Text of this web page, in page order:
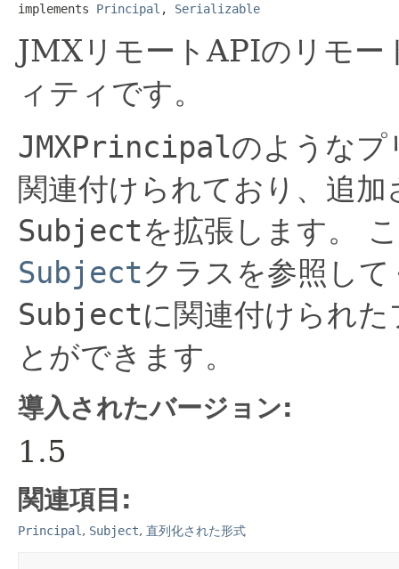
implements Principal , Serializable
JMXリモートAPIのリモー
ィティです。
JMXPrincipalのようなプ
関連付けられており、追
Subjectを拡張します。
Subjectクラスを参照し
Subjectに関連付けられ
とができます。
導入されたバージョン:
1.5
関連項目:
Principal , Subject, 直列化された形式